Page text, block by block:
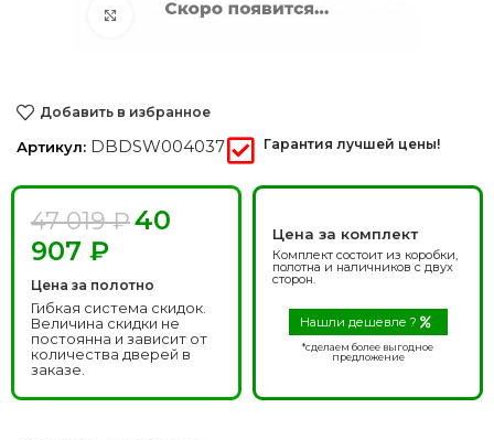
Нажмите, чтобы увеличить
Добавить в избранное
Артикул: DBDSW004037 Гарантия лучшей цены!
47 019₽40
907 ₽
Цена за полотно
Гибкая система скидок.
Величина скидки не
постоянна и зависит от
количества дверей в
заказе.
Цена за комплект
Комплект состоит из коробки,
полотна и наличников с двух
сторон.
Нашли дешевле ?
*сделаем более выгодное
предложение